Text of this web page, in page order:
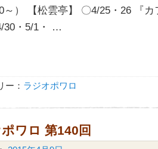
～） 【松雲亭】 〇4/25・26 『
30・5/1・ …
ー： ラジオポワロ
ワロ 第140回